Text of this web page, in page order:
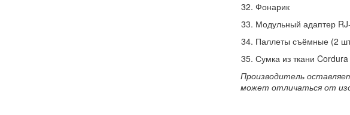
Фонарик
Модульный адаптер
Паллеты съёмные (2
Сумка из ткани Cordura
Производитель
может отличаться от